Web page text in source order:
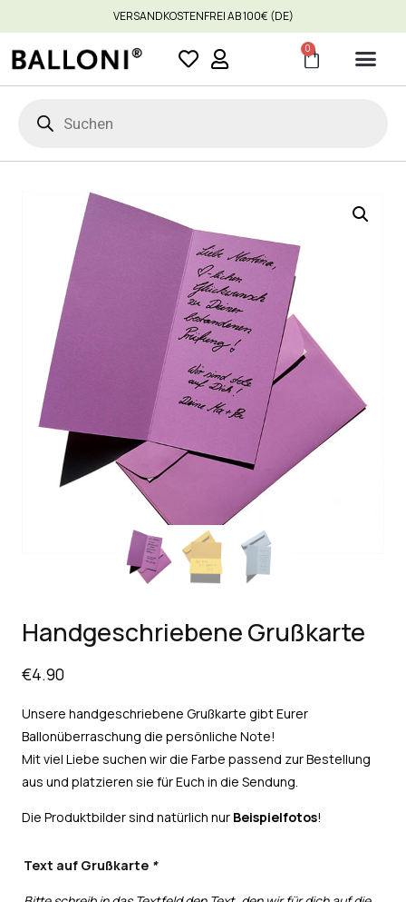
VERSANDKOSTENFREI AB 100€ (DE)
0
Handgeschriebene Grußkarte
€4.90
Unsere handgeschriebene Grußkarte gibt Eurer
Ballonüberraschung die persönliche Note!
Mit viel Liebe suchen wir die Farbe passend zur Bestellung
aus und platzieren sie für Euch in die Sendung.
Die Produktbilder sind natürlich nur Beispielfotos!
Text auf Grußkarte *